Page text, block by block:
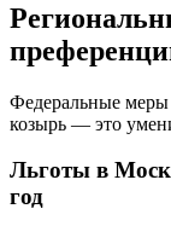
Федеральные
козырь — это
Льготы в
год